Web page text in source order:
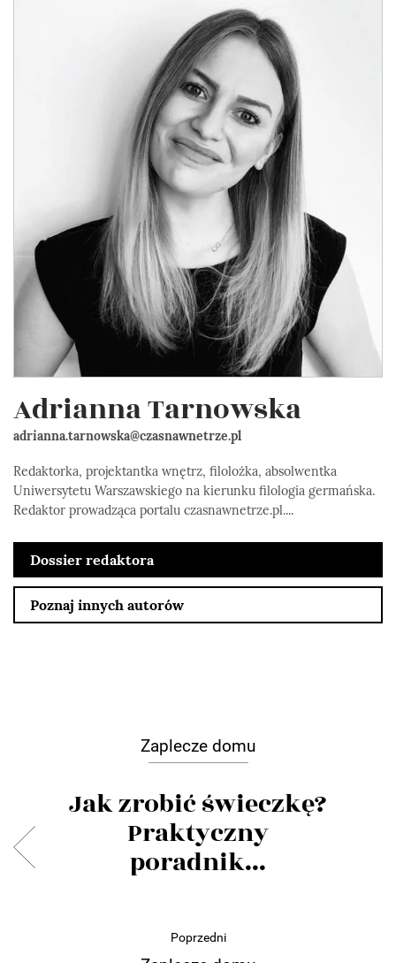
Adrianna Tarnowska
adrianna.tarnowska@czasnawnetrze.pl
Redaktorka, projektantka wnętrz, filolożka, absolwentka
Uniwersytetu Warszawskiego na kierunku filologia germańska.
Redaktor prowadząca portalu czasnawnetrze.pl....
Dossier redaktora
Poznaj innych autorów
Zaplecze domu
Jak zrobić świeczkę?
Praktyczny
poradnik...
Poprzedni